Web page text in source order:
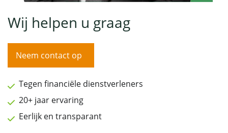
Wij helpen u graag
Neem contact op
Tegen financiële dienstverleners
20+ jaar ervaring
Eerlijk en transparant